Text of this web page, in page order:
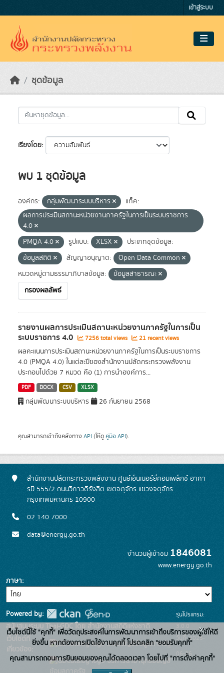
เข้าสู่ระบบ
ชุดข้อมูล
เรียงโดย
พบ 1 ชุดข้อมูล
องค์กร: กลุ่มพัฒนาระบบบริหาร
แท็ค:
ผลการประเมินสถานะหน่วยงานภาครัฐในการเป็นระบบราชการ
4.0
PMQA 4.0
รูปแบบ: XLSX
ประเภทชุดข้อมูล:
ข้อมูลสถิติ
สัญญาอนุญาต:
Open Data Common
หมวดหมู่ตามธรรมาภิบาลข้อมูล:
ข้อมูลสาธารณะ
กรองผลลัพธ์
รายงานผลการประเมินสถานะหน่วยงานภาครัฐในการเป็น
ระบบราชการ 4.0 7256 total views 21 recent views
ผลคะแนนการประเมินสถานะหน่วยงานภาครัฐในการเป็นระบบราชการ
4.0 (PMQA 4.0) ในแต่ละปีของสำนักงานปลัดกระทรวงพลังงาน
ประกอบไปด้วย 7 หมวด คือ (1) การนำองค์การ...
PDF DOCX CSV XLSX
กลุ่มพัฒนาระบบบริหาร 26 กันยายน 2568
คุณสามารถเข้าถึงคลังทาง API (ให้ดู คู่มือ API).
สำนักงานปลัดกระทรวงพลังงาน ศูนย์เอ็นเนอร์ยี่คอมเพล็กซ์ อาคา
รบี 555/2 ถนนวิภาวดีรังสิต เขตจตุจักร แขวงจตุจักร
กรุงเทพมหานคร 10900
02 140 7000
data@energy.go.th
จำนวนผู้เข้าชม 1846081
www.energy.go.th
ภาษา
Powered by:
สนับสนุนระบบ Thai-GDC โดย สำนักงานสถิติแห่งชาติ
เว็บไซต์ที่
เกี่ยวข้อง:
ระบบบัญชีข้อมูลภาครัฐ
บริการนามานุกรมบัญชี
รุ่นโปรแกรม:
3.0.0
วันที่: 2025-
06-26
เว็บไซต์นี้ใช้ "คุกกี้" เพื่อวัตถุประสงค์ในการพัฒนาการเข้าถึงบริการของผู้ใช้ให้ดี
ยิ่งขึ้น หากต้องการเปิดใช้งานคุกกี้ โปรดคลิก "ยอมรับคุกกี้"
คุณสามารถถอนการยินยอมของคุณได้ตลอดเวลา โดยไปที่ "การตั้งค่าคุกกี้"
x